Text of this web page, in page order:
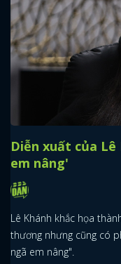
Diễn xuất của
em nâng'
Lê Khánh khắc họa
thương nhưng cũng có
ngã em nâng".